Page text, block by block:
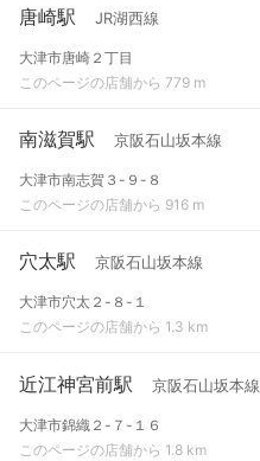
唐崎駅 JR湖西線
大津市唐崎２丁目
このページの店舗から 779 m
南滋賀駅 京阪石山坂本線
大津市南志賀３-９-８
このページの店舗から 916 m
穴太駅 京阪石山坂本線
大津市穴太２-８-１
このページの店舗から 1.3 km
近江神宮前駅 京阪石山坂本線
大津市錦織２-７-１６
このページの店舗から 1.8 km